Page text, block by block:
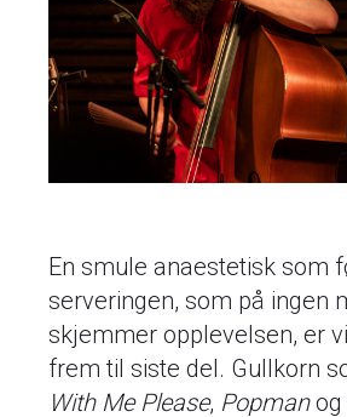
En smule anaestetisk som
serveringen, som på ingen
skjemmer opplevelsen, er
frem til siste del. Gullkorn
With Me Please, Popmanog